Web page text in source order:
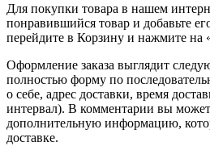
Для покупки товара в нашем
понравившийся товар и добавьте
перейдите в Корзину и нажмите на
Оформление заказа выглядит
полностью форму по
о себе, адрес доставки, время
интервал). В комментарии вы
дополнительную информацию,
доставке.